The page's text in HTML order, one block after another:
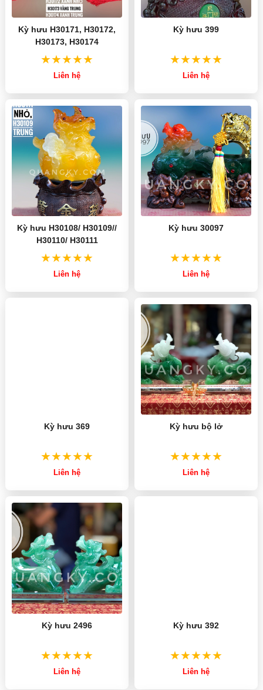
Kỳ hưu H30171, H30172,
H30173, H30174
Liên hệ
Kỳ hưu 399
Liên hệ
Kỳ hưu H30108/ H30109//
H30110/ H30111
Liên hệ
Kỳ hưu 30097
Liên hệ
Kỳ hưu 369
Liên hệ
Kỳ hưu bộ lở
Liên hệ
Kỳ hưu 2496
Liên hệ
Kỳ hưu 392
Liên hệ